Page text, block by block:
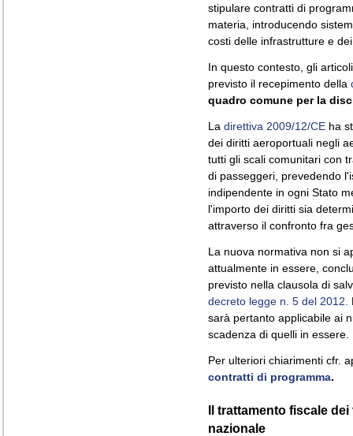
stipulare contratti di
materia, introducendo
costi delle infrastrutture e
In questo contesto, gli
previsto il recepimento della
quadro comune per la
La direttiva 2009/12/CE ha
dei diritti aeroportuali negli
tutti gli scali comunitari con
di passeggeri, prevedendo
indipendente in ogni Stato
l'importo dei diritti sia
attraverso il confronto fra
La nuova normativa non si
attualmente in essere,
previsto nella clausola di
decreto legge n. 5 del 2012.
sarà pertanto applicabile ai
scadenza di quelli in essere.
Per ulteriori chiarimenti cfr.
contratti di programma.
Il trattamento fiscale
nazionale